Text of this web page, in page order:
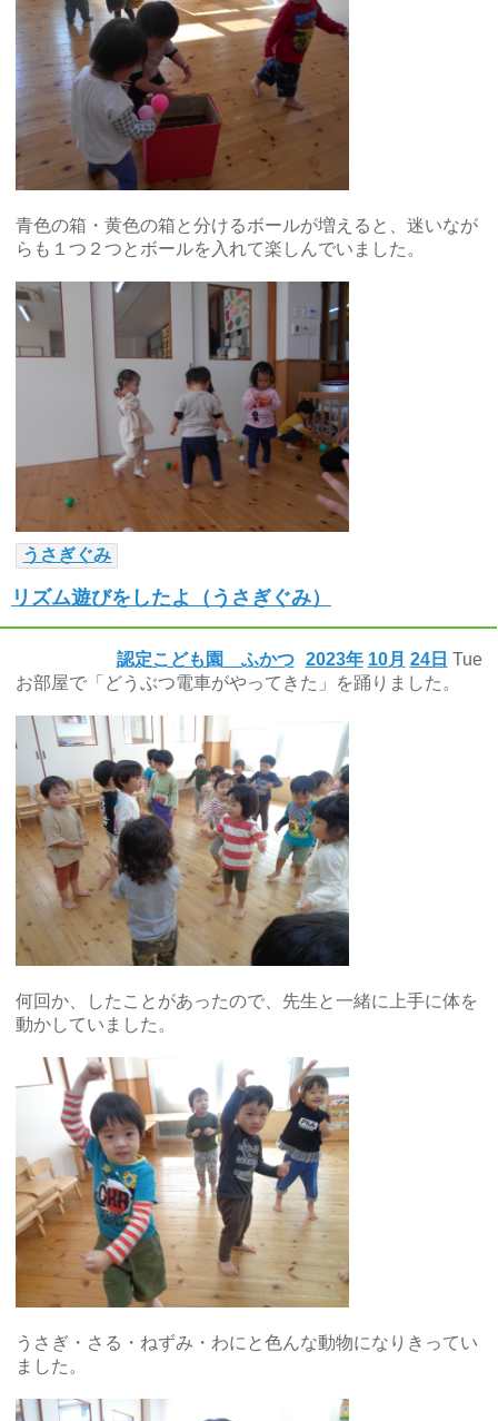
青色の箱・黄色の箱と分けるボールが増えると、迷いなが
らも１つ２つとボールを入れて楽しんでいました。
うさぎぐみ
リズム遊びをしたよ（うさぎぐみ）
2023年 10月 24日 Tue
認定こども園 ふかつ
お部屋で「どうぶつ電車がやってきた」を踊りました。
何回か、したことがあったので、先生と一緒に上手に体を
動かしていました。
うさぎ・さる・ねずみ・わにと色んな動物になりきってい
ました。